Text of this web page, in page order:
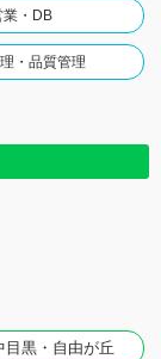
業・DB
・品質管理
目黒・自由が丘